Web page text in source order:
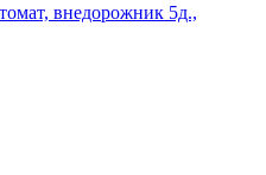
внедорожник 5д.,